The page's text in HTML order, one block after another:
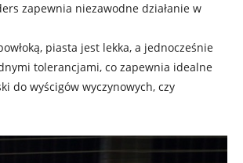
zapewnia niezawodne działanie w
piasta jest lekka, a jednocześnie
tolerancjami, co zapewnia idealne
do wyścigów wyczynowych, czy